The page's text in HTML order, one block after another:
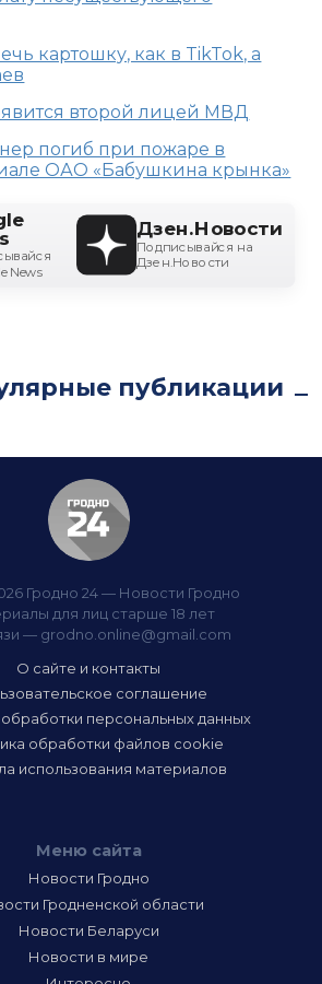
картошку, как в TikTok, а
второй лицей МВД
погиб при пожаре в
ОАО «Бабушкина крынка»
News
Дзен.Новости
Подписывайся на
Дзен.Новости
публикации
Гродно 24 — Новости Гродно
для лиц старше 18 лет
— grodno.online@gmail.com
О сайте и контакты
соглашение
персональных данных
обработки файлов cookie
использования материалов
Меню сайта
Новости Гродно
Гродненской области
Новости Беларуси
Новости в мире